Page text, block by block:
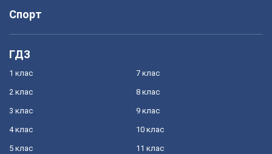
Спорт
ГДЗ
1 клас
2 клас
3 клас
4 клас
5 клас
7 клас
8 клас
9 клас
10 клас
11 клас